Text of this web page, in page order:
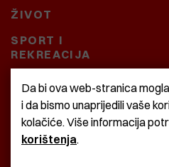
ŽIVOT
SPORT I
REKREACIJA
CRNA KRONIKA
BAŠTARDINI I PRAVI
KRASNA ZEMLJA
Da bi ova web-stranica
i da bismo unaprijedili vaše
kolačiće. Više informacija
korištenja.